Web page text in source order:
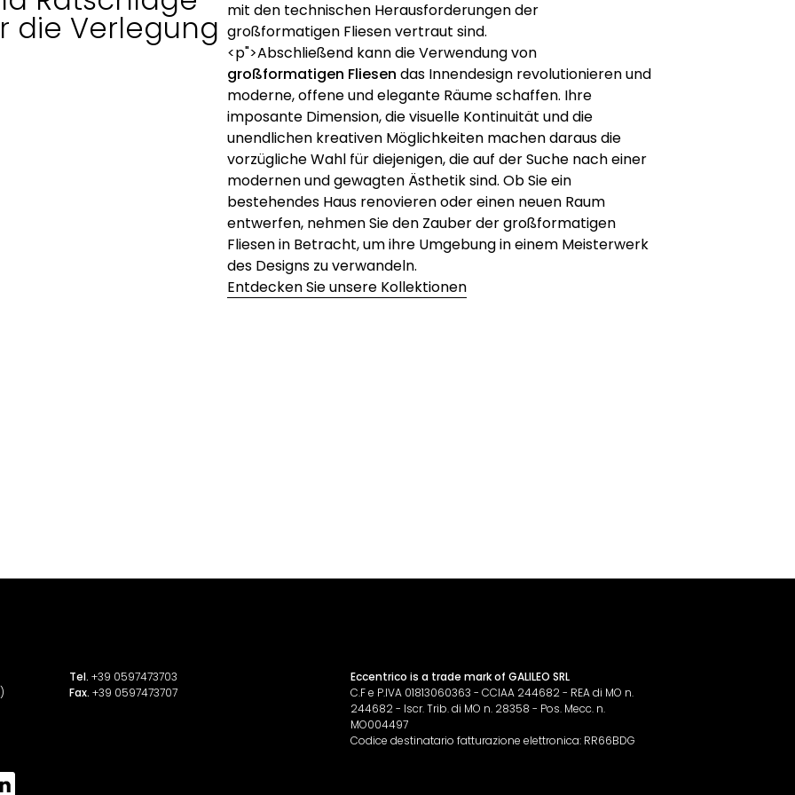
die Verlegung mit den technischen Herausforderungen der
großformatigen Fliesen vertraut sind.
<p">Abschließend kann die Verwendung von
großformatigen Fliesen das Innendesign revolutionieren und
moderne, offene und elegante Räume schaffen. Ihre
imposante Dimension, die visuelle Kontinuität und die
unendlichen kreativen Möglichkeiten machen daraus die
vorzügliche Wahl für diejenigen, die auf der Suche nach einer
modernen und gewagten Ästhetik sind. Ob Sie ein
bestehendes Haus renovieren oder einen neuen Raum
entwerfen, nehmen Sie den Zauber der großformatigen
Fliesen in Betracht, um ihre Umgebung in einem Meisterwerk
des Designs zu verwandeln.
Entdecken Sie unsere Kollektionen
Tel. +39 0597473703
Fax. +39 0597473707
Eccentrico is a trade mark of GALILEO SRL
C.F e P.IVA 01813060363 - CCIAA 244682 - REA di MO n.
244682 - Iscr. Trib. di MO n. 28358 - Pos. Mecc. n.
MO004497
Codice destinatario fatturazione elettronica: RR66BDG